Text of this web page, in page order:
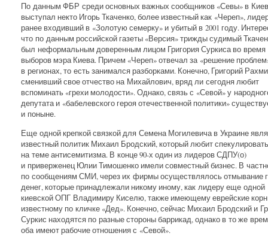
По данным ФБР среди основных важных сообщников «Севы» в
выступал некто Игорь Ткаченко, более известный как «Череп»,
ранее входивший в «Золотую семерку» и убитый в 2001 году.
что по данным российской газеты «Версия» трижды судимый
был неформальным доверенным лицом Григория Суркиса во время
выборов мэра Киева. Причем «Череп» отвечал за «решение
в регионах, то есть занимался разборками. Конечно, Григорий
сменивший свое отчество на Михайлович, вряд ли сегодня любит
вспоминать «грехи молодости». Однако, связь с «Севой» у
депутата и «бабелевского героя отечественной политики»
и поныне.
Еще одной крепкой связкой для Семена Могилевича в Украине
известный политик Михаил Бродский, который любит спекулировать
на теме антисемитизма. В конце 90-х один из лидеров СДПУ(о)
и приверженец Юлии Тимошенко имели совместный бизнес. В
по сообщениям СМИ, через их фирмы осуществлялось отмывание
денег, которые принадлежали никому иному, как лидеру еще одной
киевской ОПГ Владимиру Киселю, также имеющему еврейские
известному по кличке «Дед». Конечно, сейчас Михаил Бродский и
Суркис находятся по разные стороны баррикад, однако в то же
оба имеют рабочие отношения с «Севой».